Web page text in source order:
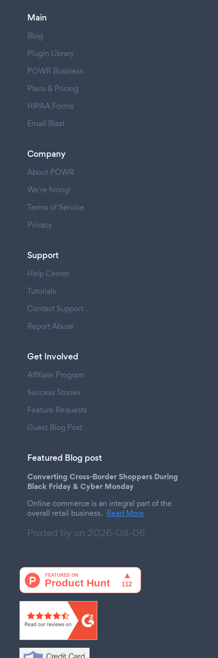
Main
Blog
Plugin Library
POWR Business
Plans & Pricing
HIPAA Forms
Email Blast
Company
About POWR
We're hiring!
Terms of Service
Privacy
Support
Help Center
Tutorials
Contact Support
Report Abuse
Get Involved
Affiliate Program
Success Stories
Feature Requests
Guest Blog Post
Featured Blog post
Converting Cross-Border Shoppers During
Black Friday & Cyber Monday
Online commerce is an integral part of the
overall retail business. Read More
Posted by on 2026-08-06